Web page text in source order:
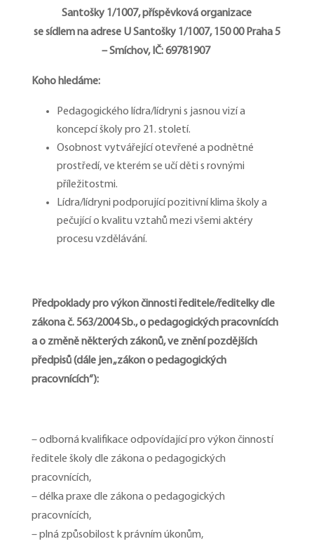
Santošky 1/1007, příspěvkováorganizace
se sídlem na adrese U Santošky 1/1007, 150 00 Praha 5
– Smíchov, IČ: 69781907
Koho hledáme:
Pedagogického lídra/lídryni s jasnou vizí a
koncepcí školy pro 21. století.
Osobnost vytvářející otevřené a podnětné
prostředí, ve kterém se učí děti s rovnými
příležitostmi.
Lídra/lídryni podporující pozitivní klima školy a
pečující o kvalitu vztahů mezi všemi aktéry
procesu vzdělávání.
Předpoklady pro výkon činnosti ředitele/ředitelky dle
zákona č. 563/2004 Sb., o pedagogických pracovnících
a o změně některých zákonů, ve znění pozdějších
předpisů (dále jen „zákon o pedagogických
pracovnících“):
– odborná kvalifikace odpovídající pro výkon činností
ředitele školy dle zákona o pedagogických
pracovnících,
– délka praxe dle zákona o pedagogických
pracovnících,
– plná způsobilost k právním úkonům,